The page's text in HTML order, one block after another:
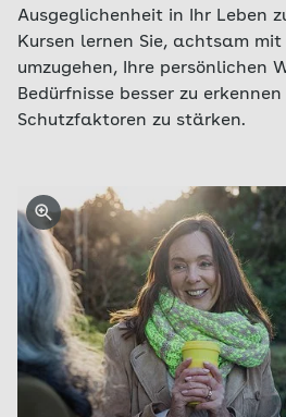
Ausgeglichenheit in Ihr Leben
Kursen lernen Sie, achtsam
umzugehen, Ihre persönlichen
Bedürfnisse besser zu
Schutzfaktoren zu stärken.